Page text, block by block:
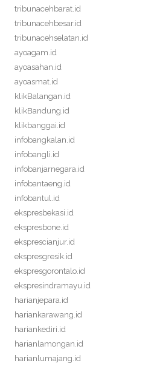
tribunacehbarat.id
tribunacehbesar.id
tribunacehselatan.id
ayoagam.id
ayoasahan.id
ayoasmat.id
klikBalangan.id
klikBandung.id
klikbanggai.id
infobangkalan.id
infobangli.id
infobanjarnegara.id
infobantaeng.id
infobantul.id
ekspresbekasi.id
ekspresbone.id
eksprescianjur.id
ekspresgresik.id
ekspresgorontalo.id
ekspresindramayu.id
harianjepara.id
hariankarawang.id
hariankediri.id
harianlamongan.id
harianlumajang.id